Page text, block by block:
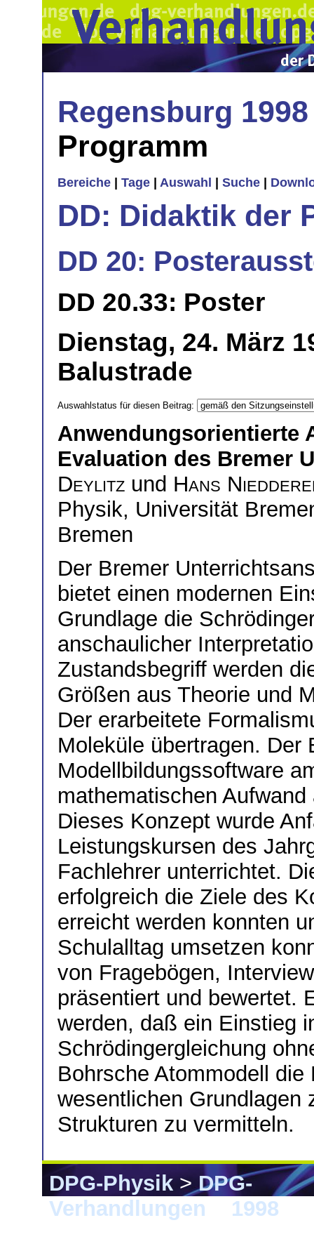
Regensburg 1998
Programm
Bereiche Tage Auswahl Suche
DD: Didaktik der
DD 20:
DD 20.33: Poster
Dienstag, 24. März
Balustrade
Auswahlstatus für diesen Beitrag:
Anwendungsorientierte
Evaluation des Bremer
Deylitz und Hans
Physik, Universität
Bremen
Der Bremer
bietet einen modernen
Grundlage die
anschaulicher
Zustandsbegriff werden
Größen aus Theorie und
Der erarbeitete
Moleküle übertragen. Der
Modellbildungssoftware
mathematischen
Dieses Konzept wurde
Leistungskursen des
Fachlehrer unterrichtet.
erfolgreich die Ziele des
erreicht werden konnten
Schulalltag umsetzen
von Fragebögen,
präsentiert und bewertet.
werden, daß ein Einstieg
Schrödingergleichung
Bohrsche Atommodell
wesentlichen Grundlagen
Strukturen zu vermitteln.
DPG-Physik>DPG-
Verhandlungen
1998